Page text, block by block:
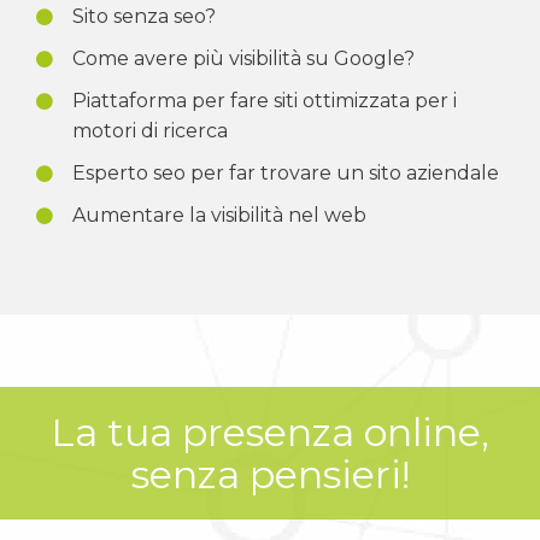
Sito senza seo?
Come avere più visibilità su Google?
Piattaforma per fare siti ottimizzata per i
motori di ricerca
Esperto seo per far trovare un sito aziendale
Aumentare la visibilità nel web
La tua presenza online,
senza pensieri!